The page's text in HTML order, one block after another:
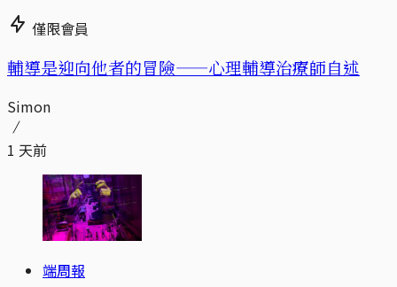
僅限會員
輔導是迎向他者的冒險——心理輔導治療師自述
Simon
1 天前
端周報